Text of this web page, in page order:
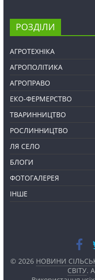
РОЗДІЛИ
АГРОТЕХНІКА
АГРОПОЛІТИКА
АГРОПРАВО
ЕКО-ФЕРМЕРСТВО
ТВАРИННИЦТВО
РОСЛИННИЦТВО
ЛЯ СЕЛО
БЛОГИ
ФОТОГАЛЕРЕЯ
ІНШЕ
© 2026 НОВИНИ
СВІТУ.